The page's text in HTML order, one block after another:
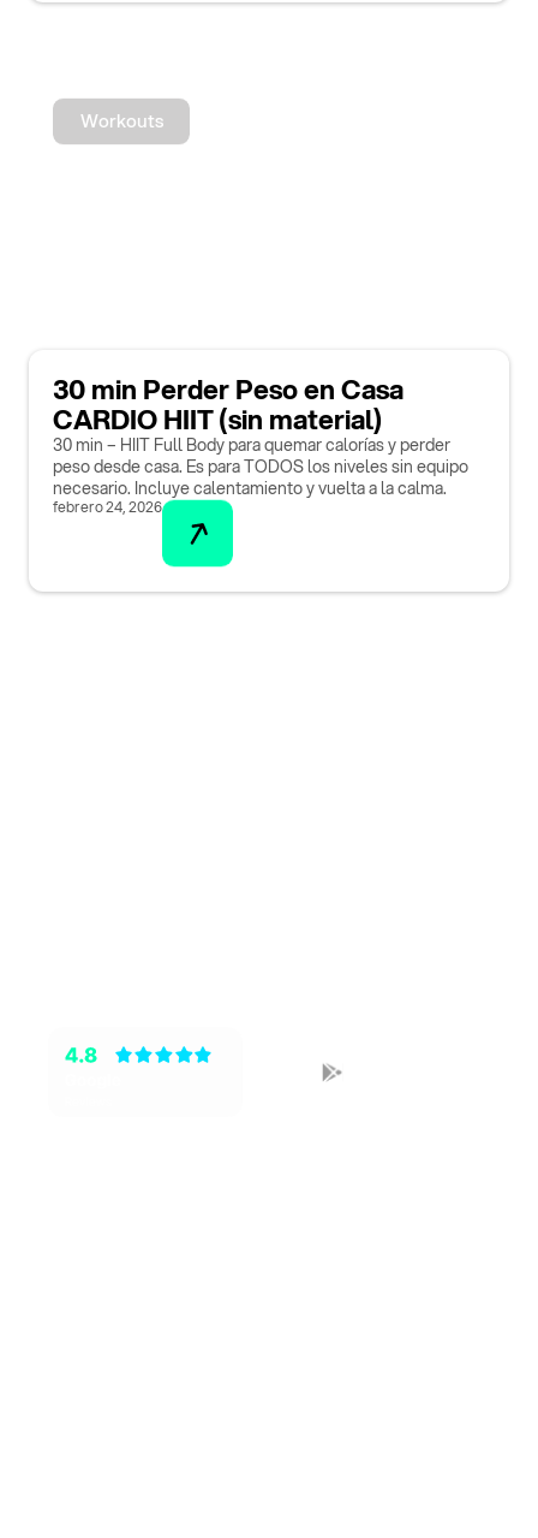
Workouts
30 min Perder Peso en Casa
CARDIO HIIT (sin material)
30 min – HIIT Full Body para quemar calorías y perder
peso desde casa. Es para TODOS los niveles sin equipo
necesario. Incluye calentamiento y vuelta a la calma.
febrero 24, 2026